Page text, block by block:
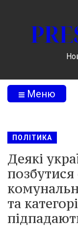
Меню
ПОЛІТИКА
Деякі
та